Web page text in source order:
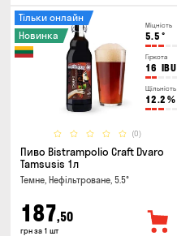
Міцність
5.5 °
Гіркота
16 IBU
Щільність
12.2 %
(0)
Тільки онлайн
Новинка
Пиво Bistrampolio Craft Dvaro
Tamsusis 1л
Темне, Нефільтроване, 5.5°
187,50
грн за 1 шт